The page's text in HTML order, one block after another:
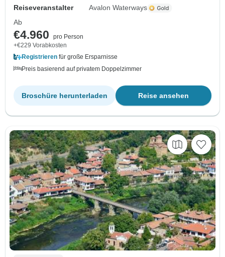
Reiseveranstalter
Avalon Waterways
Ab
€4.960
pro Person
+€229 Vorabkosten
Registrieren für große Ersparnisse
Preis basierend auf privatem Doppelzimmer
Reise ansehen
Broschüre herunterladen